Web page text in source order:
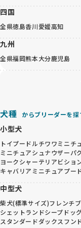
四国
全県徳島香川愛媛高知
九州
全県福岡熊本大分鹿児島
犬種 からブリーダーを探
小型犬
トイプードルチワワミニチ
ミニチュアシュナウザーパ
ヨークシャーテリアビショ
キャバリア ミニチュアプー
中型犬
柴犬(標準サイズ)フレンチ
シェットランドシープドッ
スタンダードダックスフン